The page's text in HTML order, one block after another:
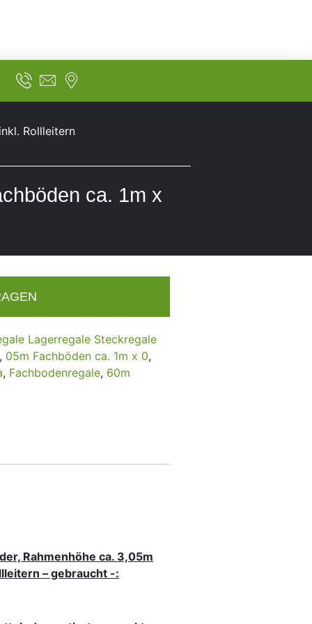
Rollleitern
ca. 1m x
Lagerregale Steckregale
, 05m Fachböden ca. 1m x 0,
, Fachbodenregale, 60m
Rahmenhöhe ca. 3,05m
– gebraucht -: